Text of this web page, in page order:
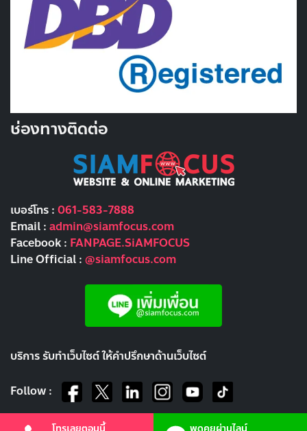
ช่องทางติดต่อ
เบอร์โทร : 061-583-7888
Email : admin@siamfocus.com
Facebook : FANPAGE.SiAMFOCUS
Line Official : @siamfocus.com
บริการ รับทำเว็บไซต์ ให้คำปรึกษาด้านเว็บไซต์
Follow :